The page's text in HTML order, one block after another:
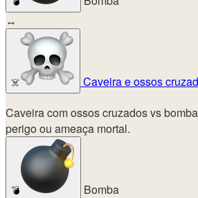
↔
☠️
Caveira e ossos
Caveira com ossos cruzados vs
perigo ou ameaça mortal.
💣
Bomba